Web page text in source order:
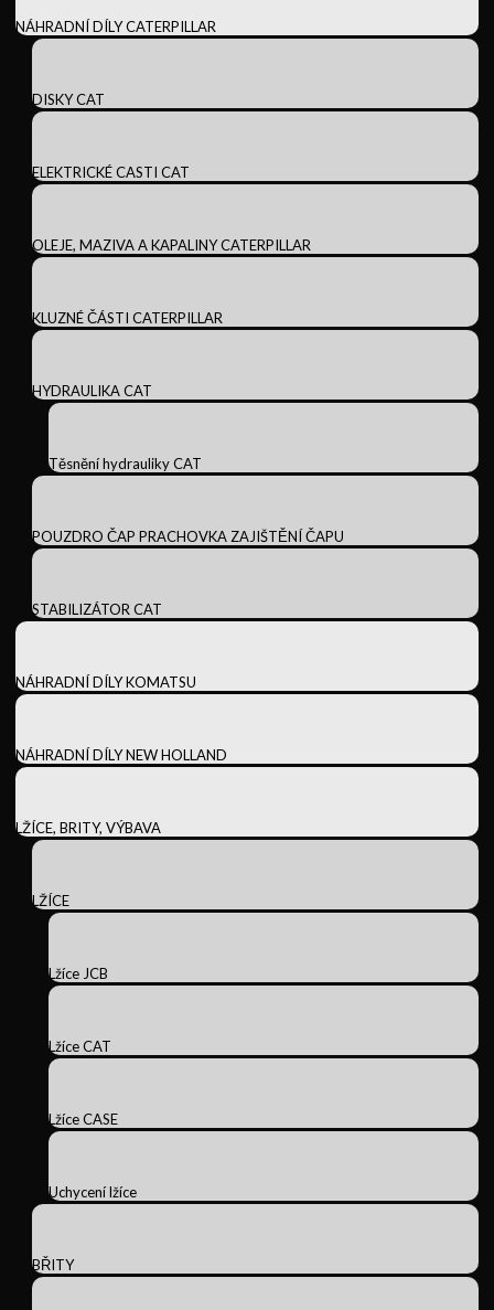
NÁHRADNÍ DÍLY CATERPILLAR
DISKY CAT
ELEKTRICKÉ CASTI CAT
OLEJE, MAZIVA A KAPALINY CATERPILLAR
KLUZNÉ ČÁSTI CATERPILLAR
HYDRAULIKA CAT
Těsnění hydrauliky CAT
POUZDRO ČAP PRACHOVKA ZAJIŠTĚNÍ ČAPU
STABILIZÁTOR CAT
NÁHRADNÍ DÍLY KOMATSU
NÁHRADNÍ DÍLY NEW HOLLAND
LŽÍCE, BRITY, VÝBAVA
LŽÍCE
Lžíce JCB
Lžíce CAT
Lžíce CASE
Uchycení lžíce
BŘITY